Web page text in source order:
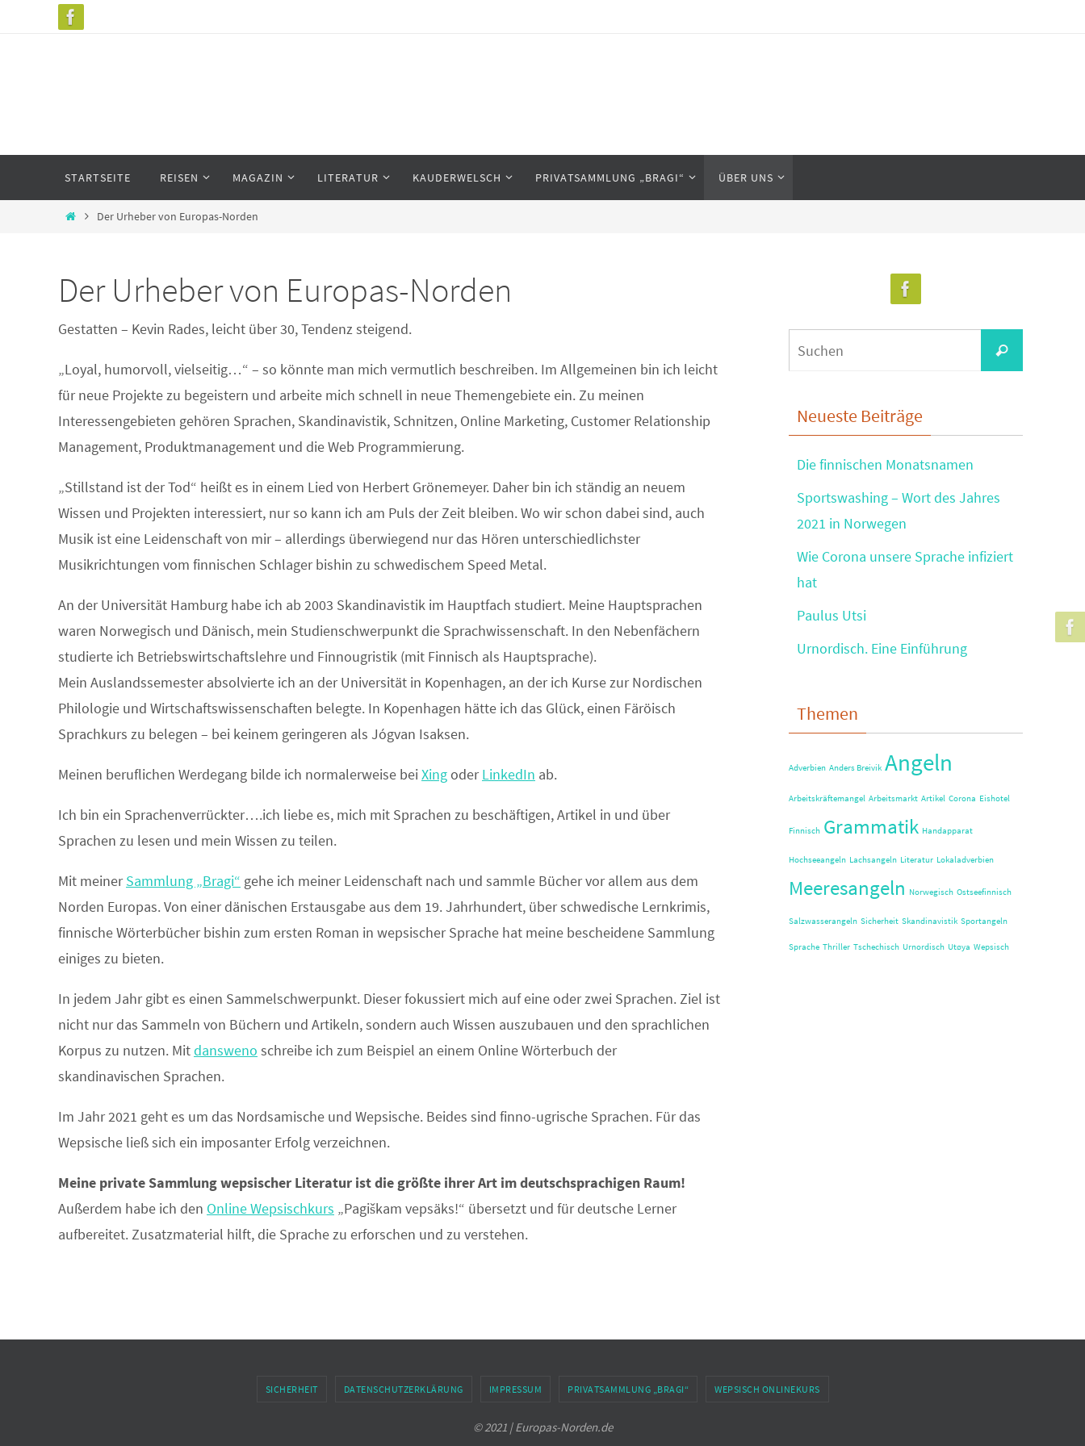
springen
STARTSEITE REISEN MAGAZIN LITERATUR KAUDERWELSCH PRIVATSAMMLUNG „BRAGI“ ÜBER UNS
StartDer Urheber von Europas-Norden
Der Urheber von Europas-Norden
Gestatten – Kevin Rades, leicht über 30, Tendenz steigend.
„Loyal, humorvoll, vielseitig…“ – so könnte man mich vermutlich beschreiben. Im Allgemeinen bin ich leicht
für neue Projekte zu begeistern und arbeite mich schnell in neue Themengebiete ein. Zu meinen
Interessengebieten gehören Sprachen, Skandinavistik, Schnitzen, Online Marketing, Customer Relationship
Management, Produktmanagement und die Web Programmierung.
„Stillstand ist der Tod“ heißt es in einem Lied von Herbert Grönemeyer. Daher bin ich ständig an neuem
Wissen und Projekten interessiert, nur so kann ich am Puls der Zeit bleiben. Wo wir schon dabei sind, auch
Musik ist eine Leidenschaft von mir – allerdings überwiegend nur das Hören unterschiedlichster
Musikrichtungen vom finnischen Schlager bishin zu schwedischem Speed Metal.
An der Universität Hamburg habe ich ab 2003 Skandinavistik im Hauptfach studiert. Meine Hauptsprachen
waren Norwegisch und Dänisch, mein Studienschwerpunkt die Sprachwissenschaft. In den Nebenfächern
studierte ich Betriebswirtschaftslehre und Finnougristik (mit Finnisch als Hauptsprache).
Mein Auslandssemester absolvierte ich an der Universität in Kopenhagen, an der ich Kurse zur Nordischen
Philologie und Wirtschaftswissenschaften belegte. In Kopenhagen hätte ich das Glück, einen Färöisch
Sprachkurs zu belegen – bei keinem geringeren als Jógvan Isaksen.
Meinen beruflichen Werdegang bilde ich normalerweise bei XingoderLinkedIn ab.
Ich bin ein Sprachenverrückter….ich liebe es, mich mit Sprachen zu beschäftigen, Artikel in und über
Sprachen zu lesen und mein Wissen zu teilen.
Mit meinerSammlung „Bragi“ gehe ich meiner Leidenschaft nach und sammle Bücher vor allem aus dem
Norden Europas. Von einer dänischen Erstausgabe aus dem 19. Jahrhundert, über schwedische Lernkrimis,
finnische Wörterbücher bishin zum ersten Roman in wepsischer Sprache hat meine bescheidene Sammlung
einiges zu bieten.
In jedem Jahr gibt es einen Sammelschwerpunkt. Dieser fokussiert mich auf eine oder zwei Sprachen. Ziel ist
nicht nur das Sammeln von Büchern und Artikeln, sondern auch Wissen auszubauen und den sprachlichen
Korpus zu nutzen. Mitdansweno schreibe ich zum Beispiel an einem Online Wörterbuch der
skandinavischen Sprachen.
Im Jahr 2021 geht es um das Nordsamische und Wepsische. Beides sind finno-ugrische Sprachen. Für das
Wepsische ließ sich ein imposanter Erfolg verzeichnen.
Meine private Sammlung wepsischer Literatur ist die größte ihrer Art im deutschsprachigen Raum!
Außerdem habe ich den Online Wepsischkurs „Pagiškam vepsäks!“ übersetzt und für deutsche Lerner
aufbereitet. Zusatzmaterial hilft, die Sprache zu erforschen und zu verstehen.
nach:
Suchen
Neueste Beiträge
Die finnischen Monatsnamen
Sportswashing – Wort des Jahres
2021 in Norwegen
Wie Corona unsere Sprache infiziert
hat
Paulus Utsi
Urnordisch. Eine Einführung
Themen
Adverbien Anders Breivik Angeln
Arbeitskräftemangel Arbeitsmarkt Artikel Corona Eishotel
Finnisch Grammatik Handapparat
Hochseeangeln Lachsangeln Literatur Lokaladverbien
Meeresangeln Norwegisch Ostseefinnisch
Salzwasserangeln Sicherheit Skandinavistik Sportangeln
Sprache Thriller Tschechisch Urnordisch Utøya Wepsisch
SICHERHEIT DATENSCHUTZERKLÄRUNG IMPRESSUM PRIVATSAMMLUNG „BRAGI“ WEPSISCH ONLINEKURS
© 2021 | Europas-Norden.de